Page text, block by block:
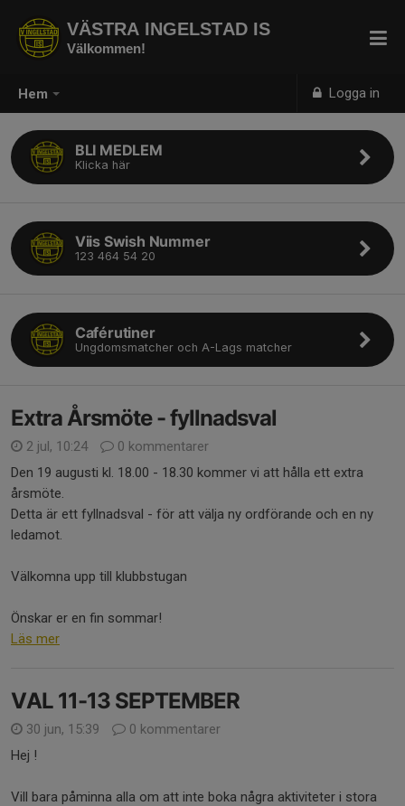
Hem Logga in
VÄSTRA INGELSTAD IS
Välkommen!
BLI MEDLEM
Klicka här
Viis Swish Nummer
123 464 54 20
Caférutiner
Ungdomsmatcher och A-Lags matcher
Extra Årsmöte - fyllnadsval
2 jul, 10:24
0 kommentarer
Den 19 augusti kl. 18.00 - 18.30 kommer vi att hålla ett extra
årsmöte.
Detta är ett fyllnadsval - för att välja ny ordförande och en ny
ledamot.
Välkomna upp till klubbstugan
Önskar er en fin sommar!
Läs mer
VAL 11-13 SEPTEMBER
30 jun, 15:39
0 kommentarer
Hej !
Vill bara påminna alla om att inte boka några aktiviteter i stora